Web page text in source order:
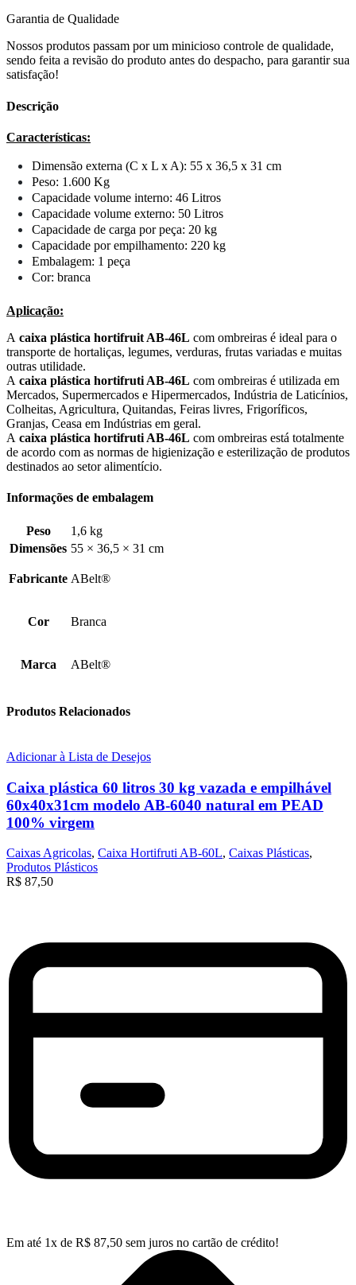
Garantia de Qualidade
Nossos produtos passam por um minicioso controle de qualidade,
sendo feita a revisão do produto antes do despacho, para garantir sua
satisfação!
Descrição
Características:
Dimensão externa (C x L x A): 55 x 36,5 x 31 cm
Peso: 1.600 Kg
Capacidade volume interno: 46 Litros
Capacidade volume externo: 50 Litros
Capacidade de carga por peça: 20 kg
Capacidade por empilhamento: 220 kg
Embalagem: 1 peça
Cor: branca
Aplicação:
A caixa plástica hortifruit AB-46L com ombreiras é ideal para o
transporte de hortaliças, legumes, verduras, frutas variadas e muitas
outras utilidade.
A caixa plástica hortifruti AB-46L com ombreiras é utilizada em
Mercados, Supermercados e Hipermercados, Indústria de Laticínios,
Colheitas, Agricultura, Quitandas, Feiras livres, Frigoríficos,
Granjas, Ceasa em Indústrias em geral.
A caixa plástica hortifruti AB-46L com ombreiras está totalmente
de acordo com as normas de higienização e esterilização de produtos
destinados ao setor alimentício.
Informações de embalagem
Peso
1,6 kg
Dimensões 55 × 36,5 × 31 cm
Fabricante ABelt®
Cor Branca
Marca ABelt®
Produtos Relacionados
Adicionar à Lista de Desejos
Caixa plástica 60 litros 30 kg vazada e empilhável
60x40x31cm modelo AB-6040 natural em PEAD
100% virgem
Caixas Agricolas, Caixa Hortifruti AB-60L, Caixas Plásticas,
Produtos Plásticos
R$ 87,50
Em até 1x de R$ 87,50 sem juros no cartão de crédito!